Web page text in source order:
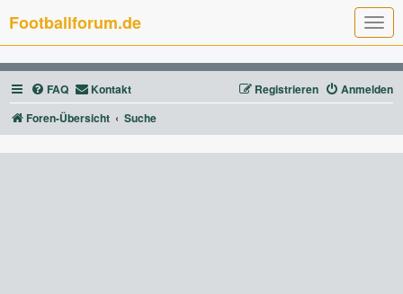
T
o
g
g
l
e
n
g
Footballforum.de
FAQ Kontakt Anmelden
Registrieren
Foren-Übersicht
Suche